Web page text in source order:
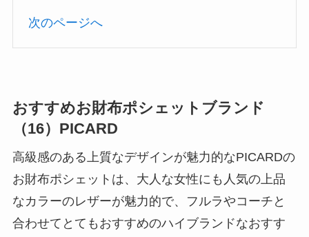
次のページへ
おすすめお財布ポシェットブランド
（16）PICARD
高級感のある上質なデザインが魅力的なPICARDの
お財布ポシェットは、大人な女性にも人気の上品
なカラーのレザーが魅力的で、フルラやコーチと
合わせてとてもおすすめのハイブランドなおすす